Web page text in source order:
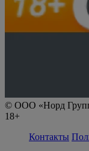
© ООО «Норд
18+
Контакты